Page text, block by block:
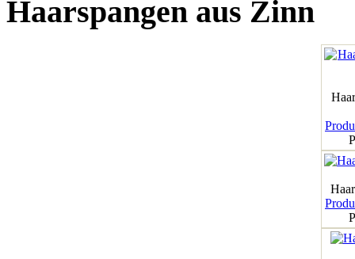
Haarspangen aus Zinn